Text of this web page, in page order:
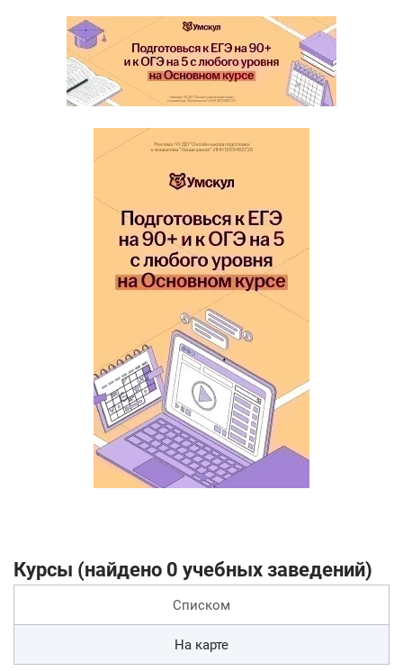
Курсы (найдено 0 учебных заведений)
Списком
На карте